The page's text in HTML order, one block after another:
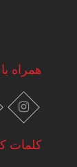
همراه
کلمات